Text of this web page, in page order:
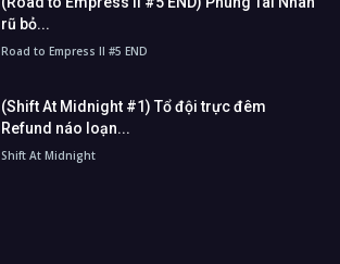
rũ bỏ...
Road to Empress II #5 END
(Shift At Midnight #1) Tổ đội trực đêm
Refund náo loạn...
Shift At Midnight